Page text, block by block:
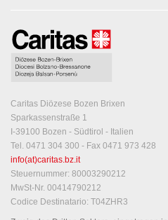
Caritas Diözese Bozen Brixen
Sparkassenstraße 1
I-39100 Bozen - Südtirol - Italien
Tel. 0471 304 300 - Fax 0471 973 428
info(at)caritas.bz.it
Steuernummer: 80003290212
MwSt-Nr. 00414790212
Codice Destinatario: T04ZHR3